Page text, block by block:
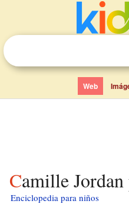
Web
Camille
Enciclopedia para niños